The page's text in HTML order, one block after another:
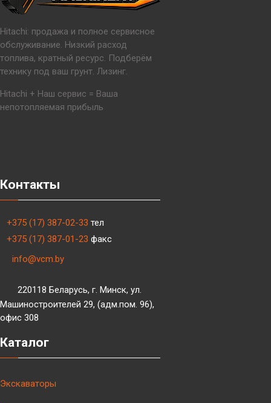
Hitachi: продажа и полное сервисное
обслуживание. Низкий расход
топлива, кратный ресурс. Подберём
технику под ваш грунт. Лизинг.
Hitachi + Наш сервис = Ваша
непотопляемая прибыль
Контакты
+375 (17) 387-02-33 тел
+375 (17) 387-01-23 факс
info@vcm.by
220118 Беларусь, г. Минск, ул.
Машиностроителей 29, (адм.пом. 96),
офис 308
Каталог
Экскаваторы